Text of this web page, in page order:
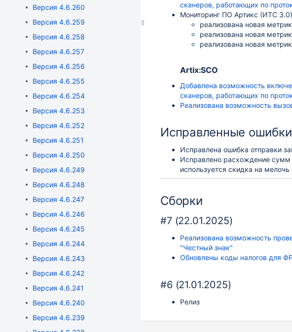
Версия 4.6.260
Версия 4.6.259
Версия 4.6.258
Версия 4.6.257
Версия 4.6.256
Версия 4.6.255
Версия 4.6.254
Версия 4.6.253
Версия 4.6.252
Версия 4.6.251
Версия 4.6.250
Версия 4.6.249
Версия 4.6.248
Версия 4.6.247
Версия 4.6.246
Версия 4.6.245
Версия 4.6.244
Версия 4.6.243
Версия 4.6.242
Версия 4.6.241
Версия 4.6.240
Версия 4.6.239
сканеров, работающих по
Мониторинг ПО Артикс (ИТС
реализована новая
реализована новая
реализована новая
Artix:SCO
Добавлена возможность
сканеров, работающих по
Реализована возможность
Исправленные ошибки
Исправлена ошибка отправки
Исправлено расхождение сумм
используется скидка на
Сборки
#7 (22.01.2025)
Реализована возможность
"Честный знак"
Обновлены коды налогов для
#6 (21.01.2025)
Релиз